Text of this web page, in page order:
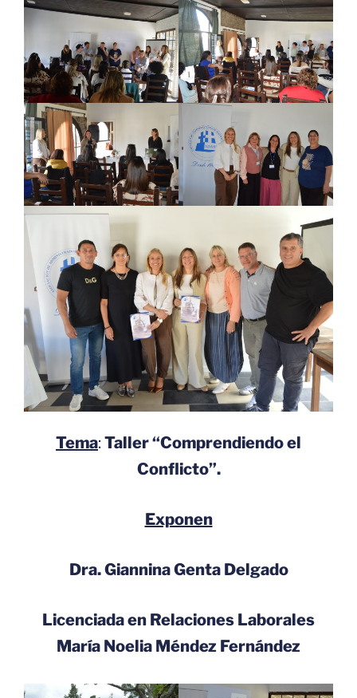
Tema: Taller “Comprendiendo el
Conflicto”.
Exponen
Dra. Giannina Genta Delgado
Licenciada en Relaciones Laborales
María Noelia Méndez Fernández